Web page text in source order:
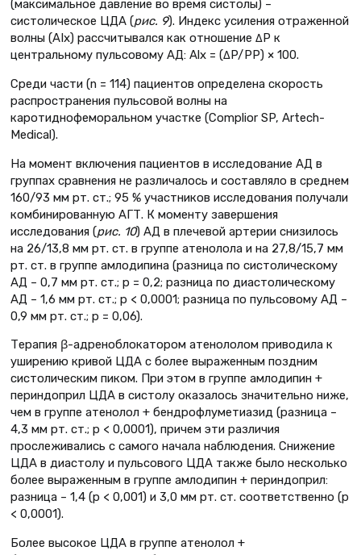
(максимальное давление во время систолы) –
систолическое ЦДА (рис. 9). Индекс усиления отраженной
волны (AIx) рассчитывался как отношение ΔP к
центральному пульсовому АД: Alx = (ΔP/PP) × 100.
Среди части (n = 114) пациентов определена скорость
распространения пульсовой волны на
каротиднофеморальном участке (Complior SP, Artech-
Medical).
На момент включения пациентов в исследование АД в
группах сравнения не различалось и составляло в среднем
160/93 мм рт. ст.; 95 % участников исследования получали
комбинированную АГТ. К моменту завершения
исследования (рис. 10) АД в плечевой артерии снизилось
на 26/13,8 мм рт. ст. в группе атенолола и на 27,8/15,7 мм
рт. ст. в группе амлодипина (разница по систолическому
АД – 0,7 мм рт. ст.; р = 0,2; разница по диастолическому
АД – 1,6 мм рт. ст.; р < 0,0001; разница по пульсовому АД –
0,9 мм рт. ст.; р = 0,06).
Терапия β-адреноблокатором атенололом приводила к
уширению кривой ЦДА с более выраженным поздним
систолическим пиком. При этом в группе амлодипин +
периндоприл ЦДА в систолу оказалось значительно ниже,
чем в группе атенолол + бендрофлуметиазид (разница –
4,3 мм рт. ст.; р < 0,0001), причем эти различия
прослеживались с самого начала наблюдения. Снижение
ЦДА в диастолу и пульсового ЦДА также было несколько
более выраженным в группе амлодипин + периндоприл:
разница – 1,4 (р < 0,001) и 3,0 мм рт. ст. соответственно (р
< 0,0001).
Более высокое ЦДА в группе атенолол +